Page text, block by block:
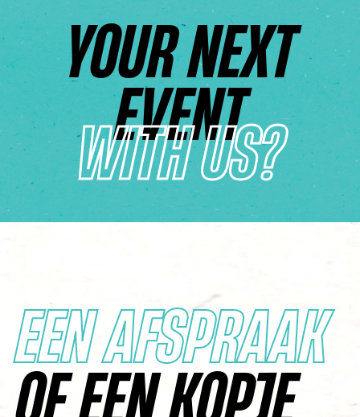
YOUR NEXT
EVENT
WITH US?
EEN AFSPRAAK
OF EEN KOPJE